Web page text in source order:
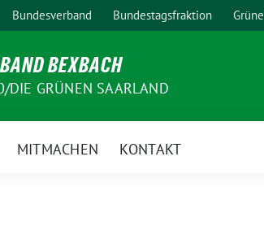
Bundesverband Bundestagsfraktion
BEXBACH
DIE GRÜNEN SAARLAND
MITMACHEN KONTAKT